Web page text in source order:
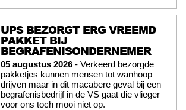
UPS BEZORGT ERG VREEMD
PAKKET BIJ
BEGRAFENISONDERNEMER
05 augustus 2026 - Verkeerd bezorgde
pakketjes kunnen mensen tot wanhoop
drijven maar in dit macabere geval bij een
begrafenisbedrijf in de VS gaat die vlieger
voor ons toch mooi niet op.